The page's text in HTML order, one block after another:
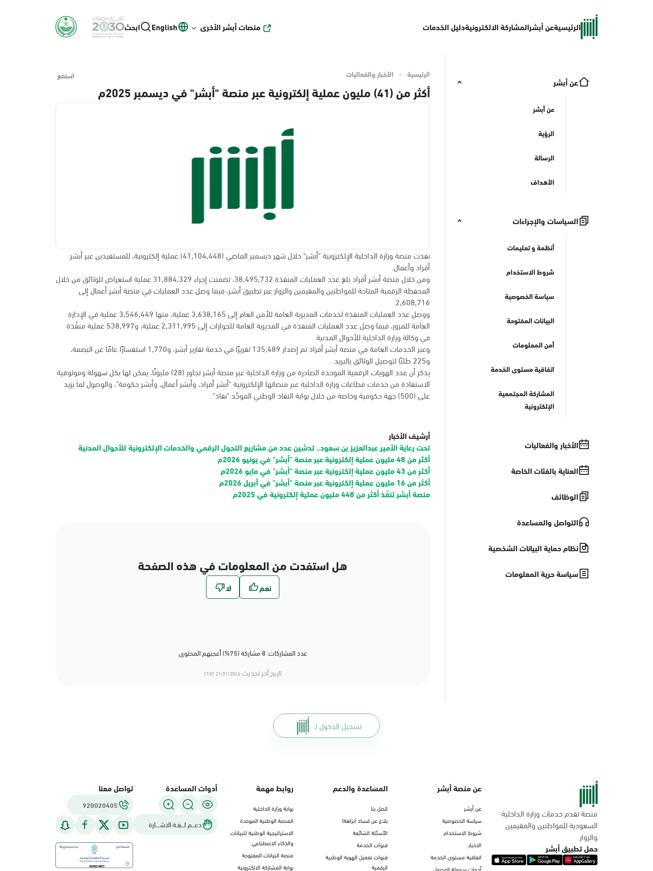
الرئيسيةعن أبشرالمشاركة الالكترونيةدليل الخدمات منصات أبشر الأخرى English ابحث
عن أبشر
عن أبشر
الرؤية
الرسالة
الأهداف
السياسات والإجراءات
أنظمة و تعليمات
شروط الاستخدام
سياسة الخصوصية
البيانات المفتوحة
أمن المعلومات
اتفاقية مستوى الخدمة
المشاركة المجتمعية
الإلكترونية
الأخبار والفعاليات
العناية بالفئات الخاصة
الوظائف
التواصل والمساعدة
نظام حماية البيانات الشخصية
سياسة حرية المعلومات
الرئيسية الأخبار والفعاليات استمع
أكثر من (41) مليون عملية إلكترونية عبر منصة "أبشر" في ديسمبر 2025م
نفذت منصة وزارة الداخلية الإلكترونية "أبشر" خلال شهر ديسمبر الماضي (41,104,448) عملية إلكترونية، للمستفيدين عبر أبشر
أفراد وأعمال.
ومن خلال منصة أبشر أفراد بلغ عدد العمليات المنفذة 38,495,732، تضمنت إجراء 31,884,329 عملية استعراض للوثائق من خلال
المحفظة الرقمية المتاحة للمواطنين والمقيمين والزوار عبر تطبيق أبشر، فيما وصل عدد العمليات في منصة أبشر أعمال إلى
2,608,716.
ووصل عدد العمليات المنفذة لخدمات المديرية العامة للأمن العام إلى 3,638,165 عملية، منها 3,546,449 عملية في الإدارة
العامة للمرور، فيما وصل عدد العمليات المنفذة في المديرية العامة للجوازات إلى 2,311,995 عملية، و538,997 عملية منفّذة
في وكالة وزارة الداخلية للأحوال المدنية.
وعبر الخدمات العامة في منصة أبشر أفراد تم إصدار 135,489 تقريرًا في خدمة تقارير أبشر، و1,770 استفسارًا عامًا عن البصمة،
و225 طلبًا لتوصيل الوثائق بالبريد.
يذكر أن عدد الهويات الرقمية الموحدة الصادرة من وزارة الداخلية عبر منصة أبشر تجاوز (28) مليونًا، يمكن لها بكل سهولة وموثوقية
الاستفادة من خدمات قطاعات وزارة الداخلية عبر منصاتها الإلكترونية "أبشر أفراد، وأبشر أعمال، وأبشر حكومة"، والوصول لما يزيد
على (500) جهة حكومية وخاصة من خلال بوابة النفاذ الوطني الموحّد "نفاذ".
أرشيف الأخبار
تحت رعاية الأمير عبدالعزيز بن سعود.. تدشين عدد من مشاريع التحول الرقمي والخدمات الإلكترونية للأحوال المدنية
أكثر من 48 مليون عملية إلكترونية عبر منصة "أبشر" في يونيو 2026م
أكثر من 43 مليون عملية إلكترونية عبر منصة "أبشر" في مايو 2026م
أكثر من 16 مليون عملية إلكترونية عبر منصة "أبشر" في أبريل 2026م
منصة أبشر تنفّذ أكثر من 448 مليون عملية إلكترونية في 2025م
هل استفدت من المعلومات في هذه الصفحة
عدد المشاركات: 8 مشاركة (75%) أعجبهم المحتوى
تاريخ أخر تحديث:21/01/2026 17:01
تسجيل الدخول لـ
منصة تقدم خدمات وزارة الداخلية
السعودية للمواطنين والمقيمين
والزوار
حمل تطبيق أبشر
عن منصة أبشر
عن أبشر
سياسة الخصوصية
شروط الاستخدام
الاخبار
اتفاقية مستوى الخدمة
أدوات سهولة الوصول
المساعدة والدعم
اتصل بنا
بلاغ عن فساد (نزاهة)
الأسئلة الشائعة
قنوات الخدمة
قنوات تفعيل الهوية الوطنية
الرقمية
روابط مهمة
بوابة وزارة الداخلية
المنصة الوطنية الموحدة
الاستراتيجية الوطنية للبيانات
والذكاء الاصطناعي
منصة البيانات المفتوحة
بوابة المشاركة الالكترونية
أدوات المساعدة
دعـــم لـــغـة الاشــــارة
تواصل معنا
920020405